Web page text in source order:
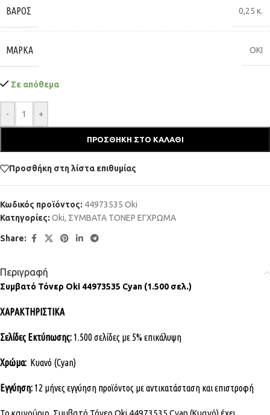
ΒΆΡΟΣ 0,25 κ.
ΜΆΡΚΑ OKI
Σε απόθεμα
- +
ΠΡΟΣΘΉΚΗ ΣΤΟ ΚΑΛΆΘΙ
Προσθήκη στη λίστα επιθυμίας
Κωδικός προϊόντος: 44973535 Oki
Κατηγορίες: Oki, ΣΥΜΒΑΤΑ ΤΟΝΕΡ ΕΓΧΡΩΜΑ
Share:
Περιγραφή
Συμβατό Τόνερ Oki 44973535 Cyan (1.500 σελ.)
ΧΑΡΑΚΤΗΡΙΣΤΙΚΑ
Σελίδες Εκτύπωσης: 1.500 σελίδες με 5% επικάλυψη
Χρώμα: Κυανό (Cyan)
Εγγύηση: 12 μήνες εγγύηση προϊόντος με αντικατάσταση και επιστροφή